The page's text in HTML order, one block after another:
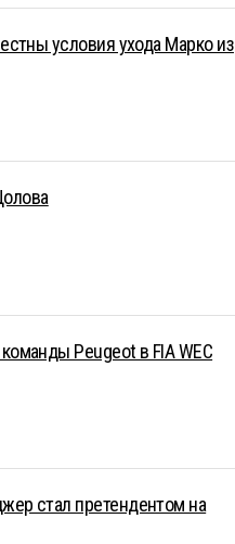
условия ухода Марко из
Peugeot в FIA WEC
стал претендентом на